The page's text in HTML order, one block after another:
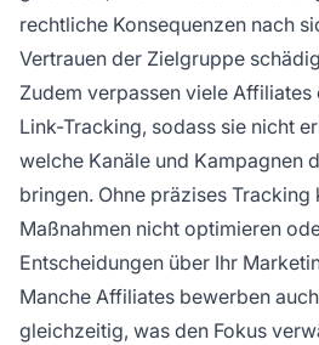
rechtliche Konsequenzen nach
Vertrauen der Zielgruppe
Zudem verpassen viele
Link-Tracking, sodass sie nicht
welche Kanäle und Kampagnen
bringen. Ohne präzises Tracking
Maßnahmen nicht optimieren
Entscheidungen über Ihr
Manche Affiliates bewerben
gleichzeitig, was den Fokus